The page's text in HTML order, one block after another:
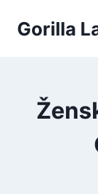
Gorilla